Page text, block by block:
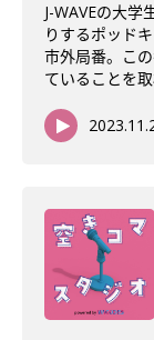
J-WAVEの大学
りするポッド
市外局番。こ
ていることを